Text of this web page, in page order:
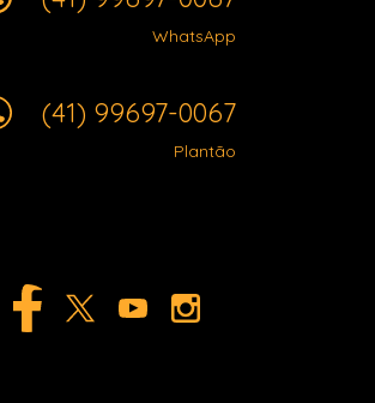
WhatsApp
(41) 99697-0067
Plantão